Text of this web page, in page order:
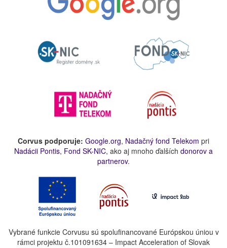
Corvus podporuje: Google.org, Nadačný fond Telekom pri
Nadácii Pontis, Fond SK-NIC, ako aj mnoho ďalších donorov a
partnerov.
Vybrané funkcie Corvusu sú spolufinancované Európskou úniou v
rámci projektu č.101091634 – Impact Acceleration of Slovak